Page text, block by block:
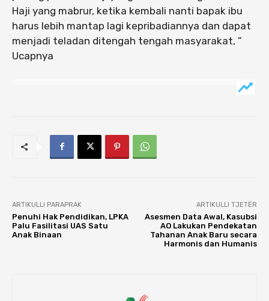
Haji yang mabrur, ketika kembali nanti bapak ibu
harus lebih mantap lagi kepribadiannya dan dapat
menjadi teladan ditengah tengah masyarakat, ”
Ucapnya
ARTIKULLI PARAPRAK
Penuhi Hak Pendidikan, LPKA
Palu Fasilitasi UAS Satu
Anak Binaan
ARTIKULLI TJETËR
Asesmen Data Awal, Kasubsi
AO Lakukan Pendekatan
Tahanan Anak Baru secara
Harmonis dan Humanis